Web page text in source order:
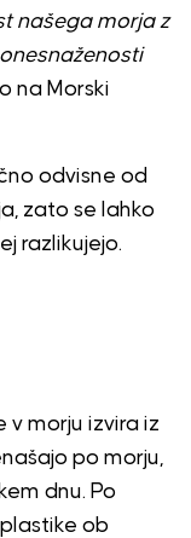
našega morja z
na Morski
odvisne od
zato se lahko
razlikujejo.
morju izvira iz
po morju,
dnu. Po
ob